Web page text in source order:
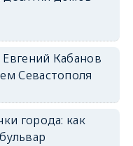
Кабанов
Севастополя
города: как